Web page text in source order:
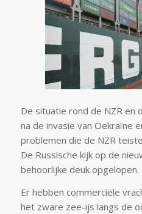
De situatie rond de NZR en
na de invasie van Oekraïne
problemen die de NZR
De Russische kijk op de
behoorlijke deuk opgelopen.
Er hebben commerciële
het zware zee-ijs langs de